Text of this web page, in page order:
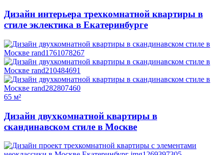
Дизайн интерьера трехкомнатной квартиры в
стиле эклектика в Екатеринбурге
65 м²
Дизайн двухкомнатной квартиры в
скандинавском стиле в Москве